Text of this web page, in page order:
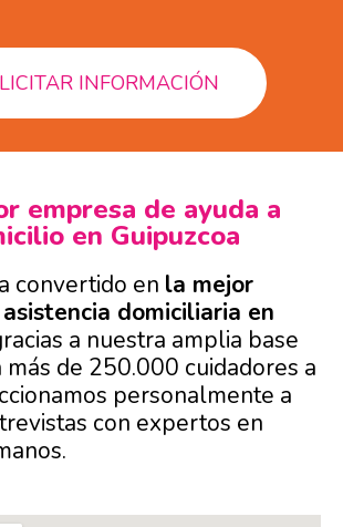
INFORMACIÓN
empresa de ayuda a
en Guipuzcoa
convertido en la mejor
domiciliaria en
a nuestra amplia base
más de 250.000 cuidadores a
personalmente a
con expertos en